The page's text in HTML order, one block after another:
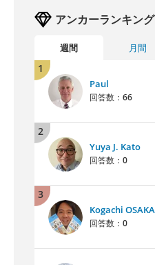
アンカーランキング
週間 月間
1
Paul
回答数： 66
2
Yuya J. Kato
回答数： 0
3
Kogachi OSAKA
回答数： 0